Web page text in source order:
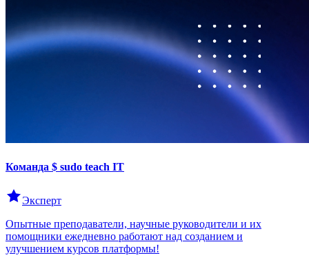
Команда $ sudo teach IT
Эксперт
Опытные преподаватели, научные руководители и их
помощники ежедневно работают над созданием и
улучшением курсов платформы!